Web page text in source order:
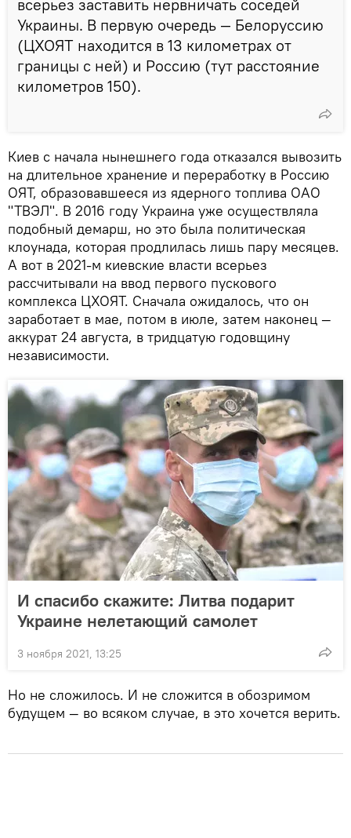
всерьез заставить нервничать соседей
Украины. В первую очередь — Белоруссию
(ЦХОЯТ находится в 13 километрах от
границы с ней) и Россию (тут расстояние
километров 150).
Киев с начала нынешнего года отказался вывозить
на длительное хранение и переработку в Россию
ОЯТ, образовавшееся из ядерного топлива ОАО
"ТВЭЛ". В 2016 году Украина уже осуществляла
подобный демарш, но это была политическая
клоунада, которая продлилась лишь пару месяцев.
А вот в 2021-м киевские власти всерьез
рассчитывали на ввод первого пускового
комплекса ЦХОЯТ. Сначала ожидалось, что он
заработает в мае, потом в июле, затем наконец —
аккурат 24 августа, в тридцатую годовщину
независимости.
И спасибо скажите: Литва подарит
Украине нелетающий самолет
3 ноября 2021, 13:25
Но не сложилось. И не сложится в обозримом
будущем — во всяком случае, в это хочется верить.